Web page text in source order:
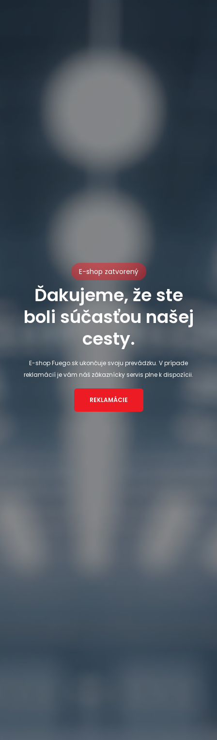
E-shop zatvorený
Ďakujeme, že ste
boli súčasťou našej
cesty.
E-shop Fuego.sk ukončuje svoju prevádzku. V prípade
reklamácií je vám náš zákaznícky servis plne k dispozícii.
REKLAMÁCIE